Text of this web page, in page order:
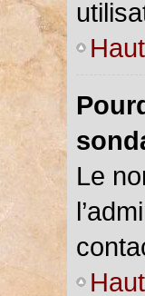
Haut
Le
Haut